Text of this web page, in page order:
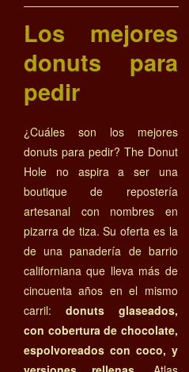
Los mejores
donuts para
pedir
¿Cuáles son los mejores
donuts para pedir? The Donut
Hole no aspira a ser una
boutique de repostería
artesanal con nombres en
pizarra de tiza. Su oferta es la
de una panadería de barrio
californiana que lleva más de
cincuenta años en el mismo
carril: donuts glaseados,
con cobertura de chocolate,
espolvoreados con coco, y